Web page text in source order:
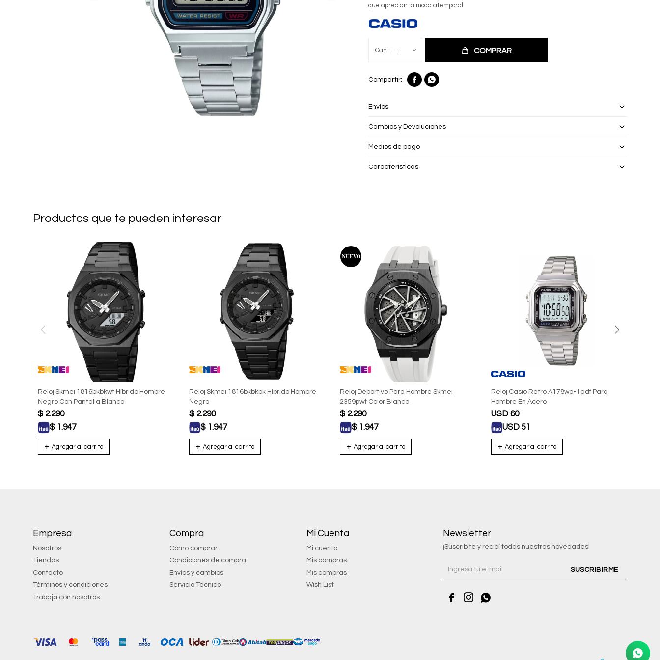
que aprecian la moda atemporal
1 COMPRAR
 
Envíos
Cambios y Devoluciones
Medios de pago
Características
Productos que te pueden interesar
Reloj Skmei 1816bkbkwt Híbrido Hombre
Negro Con Pantalla Blanca
$ 2.290
$ 1.947
Reloj Skmei 1816bkbkbk Híbrido Hombre
Negro
$ 2.290
$ 1.947
Reloj Deportivo Para Hombre Skmei
2359pwt Color Blanco
$ 2.290
$ 1.947
Reloj Casio Retro A178wa-1adf Para
Hombre En Acero
USD 60
USD 51
Empresa
Nosotros
Tiendas
Contacto
Términos y condiciones
Trabaja con nosotros
Compra
Cómo comprar
Condiciones de compra
Envíos y cambios
Servicio Tecnico
Mi Cuenta
Mi cuenta
Mis compras
Mis compras
Wish List
Newsletter
¡Suscribite y recibí todas nuestras novedades!
SUSCRIBIRME
  